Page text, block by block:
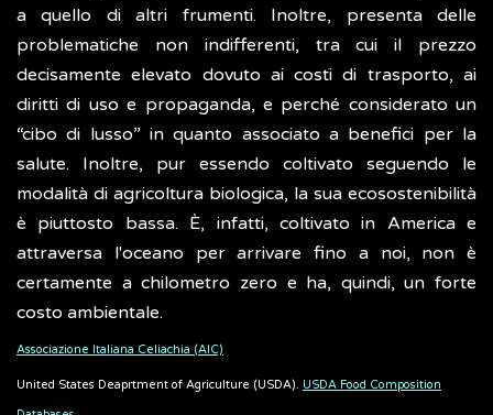
a quello di altri frumenti. Inoltre, presenta delle
problematiche non indifferenti, tra cui il prezzo
decisamente elevato dovuto ai costi di trasporto, ai
diritti di uso e propaganda, e perché considerato un
“cibo di lusso” in quanto associato a benefici per la
salute. Inoltre, pur essendo coltivato seguendo le
modalità di agricoltura biologica, la sua ecosostenibilità
è piuttosto bassa. È, infatti, coltivato in America e
attraversa l'oceano per arrivare fino a noi, non è
certamente a chilometro zero e ha, quindi, un forte
costo ambientale.
Associazione Italiana Celiachia (AIC)
United States Deaprtment of Agriculture (USDA). USDA Food Composition